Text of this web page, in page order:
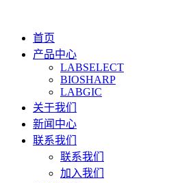
首页
产品中心
LABSELECT
BIOSHARP
LABGIC
关于我们
新闻中心
联系我们
联系我们
加入我们